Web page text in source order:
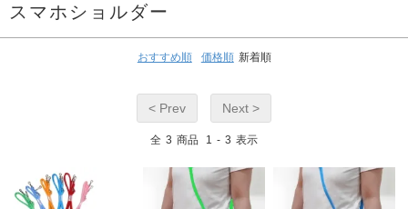
スマホショルダー
おすすめ順 価格順 新着順
< Prev Next >
全 3 商品 1 - 3 表示